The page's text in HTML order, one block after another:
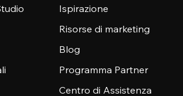
Ispirazione
Risorse di marketing
Blog
Programma Partner
Centro di Assistenza